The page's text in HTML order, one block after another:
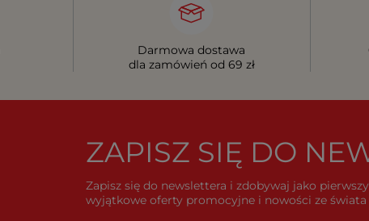
Darmowa dostawa
dla zamówień od 69 zł
ZAPISZ SIĘ DO
Zapisz się do newslettera i zdobywaj jako pierwszy
wyjątkowe oferty promocyjne i nowości ze świata